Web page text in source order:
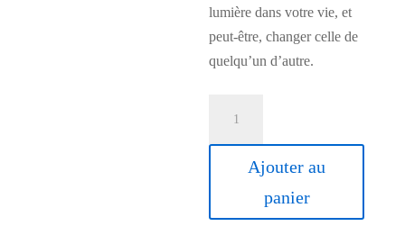
lumière dans votre vie, et
peut-être, changer celle de
quelqu’un d’autre.
Ajouter au
panier